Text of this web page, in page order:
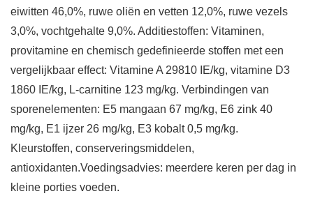
eiwitten 46,0%, ruwe oliën en vetten 12,0%, ruwe vezels
3,0%, vochtgehalte 9,0%. Additiestoffen: Vitaminen,
provitamine en chemisch gedefinieerde stoffen met een
vergelijkbaar effect: Vitamine A 29810 IE/kg, vitamine D3
1860 IE/kg, L-carnitine 123 mg/kg. Verbindingen van
sporenelementen: E5 mangaan 67 mg/kg, E6 zink 40
mg/kg, E1 ijzer 26 mg/kg, E3 kobalt 0,5 mg/kg.
Kleurstoffen, conserveringsmiddelen,
antioxidanten.Voedingsadvies: meerdere keren per dag in
kleine porties voeden.